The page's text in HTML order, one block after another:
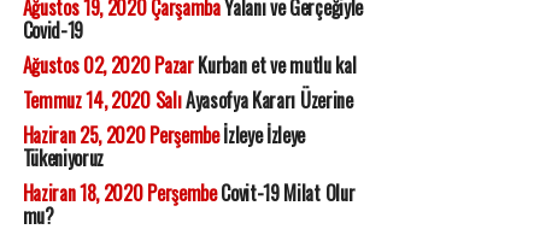
Ağustos 19, 2020 ÇarşambaYalanı ve Gerçeğiyle
Covid-19
Ağustos 02, 2020 PazarKurban et ve mutlu kal
Temmuz 14, 2020 SalıAyasofya Kararı Üzerine
Haziran 25, 2020 Perşembeİzleye İzleye
Tükeniyoruz
Haziran 18, 2020 PerşembeCovit-19 Milat Olur
mu?